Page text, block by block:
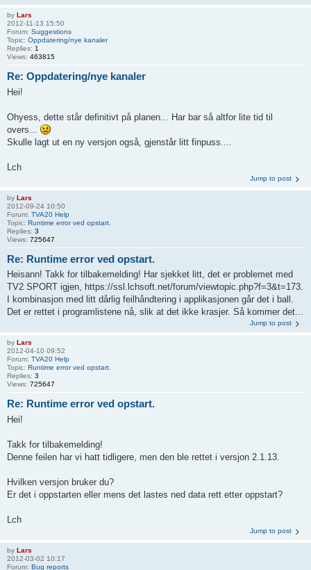
by Lars
2012-11-13 15:50
Forum: Suggestions
Topic: Oppdatering/nye kanaler
Replies: 1
Views: 463815
Re: Oppdatering/nye kanaler
Hei!
Ohyess, dette står definitivt på planen... Har bar så altfor lite tid til
overs...
Skulle lagt ut en ny versjon også, gjenstår litt finpuss....
Lch
Jump to post
by Lars
2012-09-24 10:50
Forum: TVA20 Help
Topic: Runtime error ved opstart.
Replies: 3
Views: 725647
Re: Runtime error ved opstart.
Heisann! Takk for tilbakemelding! Har sjekket litt, det er problemet med
TV2 SPORT igjen, https://ssl.lchsoft.net/forum/viewtopic.php?f=3&t=173.
I kombinasjon med litt dårlig feilhåndtering i applikasjonen går det i ball.
Det er rettet i programlistene nå, slik at det ikke krasjer. Så kommer det...
Jump to post
by Lars
2012-04-10 09:52
Forum: TVA20 Help
Topic: Runtime error ved opstart.
Replies: 3
Views: 725647
Re: Runtime error ved opstart.
Hei!
Takk for tilbakemelding!
Denne feilen har vi hatt tidligere, men den ble rettet i versjon 2.1.13.
Hvilken versjon bruker du?
Er det i oppstarten eller mens det lastes ned data rett etter oppstart?
Lch
Jump to post
by Lars
2012-03-02 10:17
Forum: Bug reports